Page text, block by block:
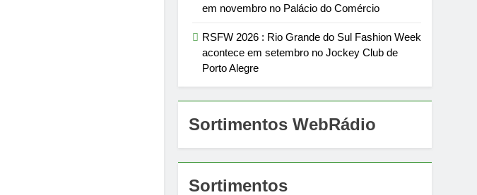
em novembro no Palácio do Comércio
RSFW 2026 : Rio Grande do Sul Fashion Week
acontece em setembro no Jockey Club de
Porto Alegre
Sortimentos WebRádio
Sortimentos